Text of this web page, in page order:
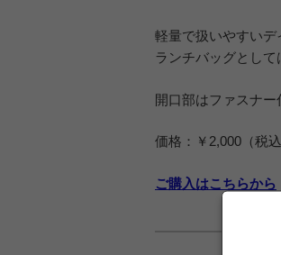
軽量で扱いやすいデ
ランチバッグとして
開口部はファスナー
価格：￥2,000（税込
ご購入はこちらから